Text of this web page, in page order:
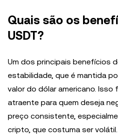
Quais são os
USDT?
Um dos principais benefícios
estabilidade, que é mantida
valor do dólar americano. Isso
atraente para quem deseja
preço consistente,
cripto, que costuma ser